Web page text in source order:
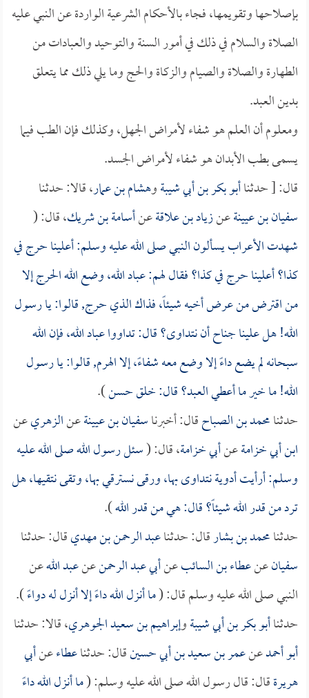
بإصلاحها وتقويمها، فجاء بالأحكام الشرعية الواردة عن النبي عليه
الصلاة والسلام في ذلك في أمور السنة والتوحيد والعبادات من
الطهارة والصلاة والصيام والزكاة والحج وما يلي ذلك مما يتعلق
بدين العبد.
ومعلوم أن العلم هو شفاء لأمراض الجهل، وكذلك فإن الطب فيما
يسمى بطب الأبدان هو شفاء لأمراض الجسد.
قال: [ حدثناأبو بكر بن أبي شيبةوهشام بن عمار، قالا: حدثنا
سفيان بن عيينةعنزياد بن علاقةعنأسامة بن شريك، قال: (
شهدت الأعراب يسألون النبي صلى الله عليه وسلم: أعلينا حرج في
كذا؟ أعلينا حرج في كذا؟ فقال لهم: عباد الله، وضع الله الحرج إلا
من اقترض من عرض أخيه شيئاً، فذاك الذي حرج, قالوا: يا رسول
الله! هل علينا جناح أن نتداوى؟ قال: تداووا عباد الله، فإن الله
سبحانه لم يضع داءً إلا وضع معه شفاءً، إلا الهرم, قالوا: يا رسول
الله! ما خير ما أعطي العبد؟ قال: خلق حسن).
حدثنامحمد بن الصباحقال: أخبرناسفيان بن عيينةعنالزهريعن
ابن أبي خزامةعنأبي خزامة، قال: (سئل رسول الله صلى الله عليه
وسلم: أرأيت أدوية نتداوى بها، ورقى نسترقي بها، وتقى نتقيها، هل
ترد من قدر الله شيئاً؟ قال: هي من قدر الله).
حدثنامحمد بن بشارقال: حدثناعبد الرحمن بن مهديقال: حدثنا
سفيانعنعطاء بن السائبعنأبي عبد الرحمنعنعبد اللهعن
النبي صلى الله عليه وسلم قال: (ما أنزل الله داءً إلا أنزل له دواءً).
حدثناأبو بكر بن أبي شيبةوإبراهيم بن سعيد الجوهري، قالا: حدثنا
أبو أحمدعنعمر بن سعيد بن أبي حسينقال: حدثناعطاءعنأبي
هريرةقال: قال رسول الله صلى الله عليه وسلم: (ما أنزل الله داءً